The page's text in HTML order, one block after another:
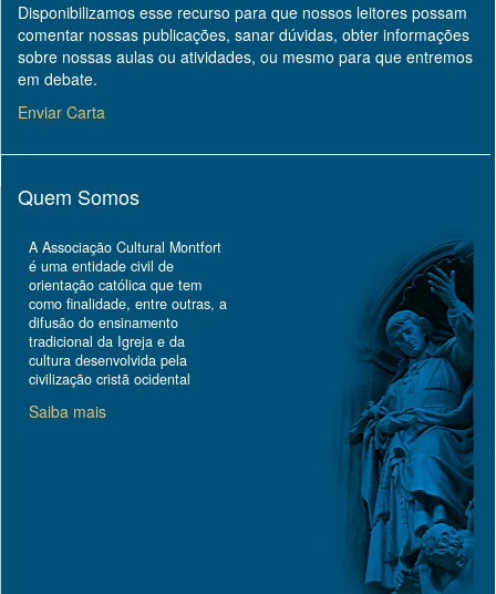
Disponibilizamos esse recurso para que nossos leitores possam
comentar nossas publicações, sanar dúvidas, obter informações
sobre nossas aulas ou atividades, ou mesmo para que entremos
em debate.
Enviar Carta
Quem Somos
A Associação Cultural Montfort
é uma entidade civil de
orientação católica que tem
como finalidade, entre outras, a
difusão do ensinamento
tradicional da Igreja e da
cultura desenvolvida pela
civilização cristã ocidental
Saiba mais